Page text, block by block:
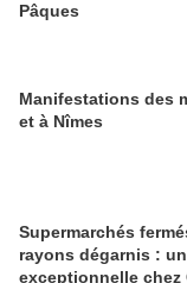
Pâques
Manifestations des
et à Nîmes
Supermarchés
rayons dégarnis :
exceptionnelle chez